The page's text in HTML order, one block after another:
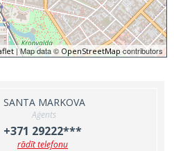
| Map data © OpenStreetMapcontributors
SANTA MARKOVA
Aģents
+371 29222***
rādīt telefonu